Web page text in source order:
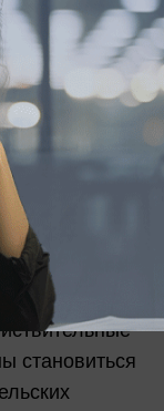
ничего не
даёт
для
фамилию
своему
становиться